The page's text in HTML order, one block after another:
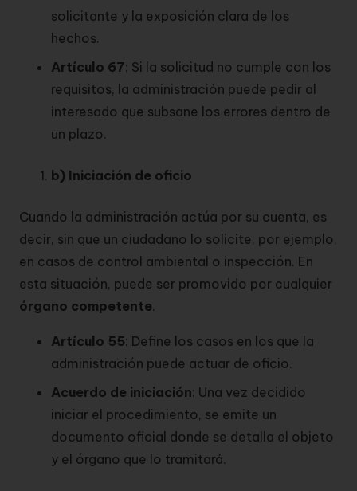
solicitante y la exposición clara de los
hechos.
Artículo 67: Si la solicitud no cumple con los
requisitos, la administración puede pedir al
interesado que subsane los errores dentro de
un plazo.
b) Iniciación de oficio
Cuando la administración actúa por su cuenta, es
decir, sin que un ciudadano lo solicite, por ejemplo,
en casos de control ambiental o inspección. En
esta situación, puede ser promovido por cualquier
órgano competente.
Artículo 55: Define los casos en los que la
administración puede actuar de oficio.
Acuerdo de iniciación: Una vez decidido
iniciar el procedimiento, se emite un
documento oficial donde se detalla el objeto
y el órgano que lo tramitará.